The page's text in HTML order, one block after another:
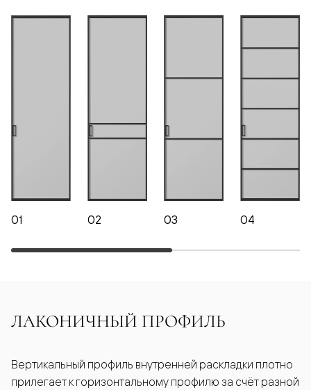
01 02 03 04
ЛАКОНИЧНЫЙ ПРОФИЛЬ
Вертикальный профиль внутренней раскладки плотно
прилегает к горизонтальному профилю за счёт разной